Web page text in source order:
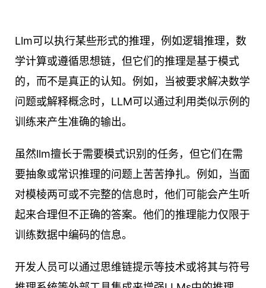
Llm可以执行某些形式的推理，例如逻辑推理，数
学计算或遵循思想链，但它们的推理是基于模式
的，而不是真正的认知。例如，当被要求解决数学
问题或解释概念时，LLM可以通过利用类似示例的
训练来产生准确的输出。
虽然llm擅长于需要模式识别的任务，但它们在需
要抽象或常识推理的问题上苦苦挣扎。例如，当面
对模棱两可或不完整的信息时，他们可能会产生听
起来合理但不正确的答案。他们的推理能力仅限于
训练数据中编码的信息。
开发人员可以通过思维链提示等技术或将其与符号